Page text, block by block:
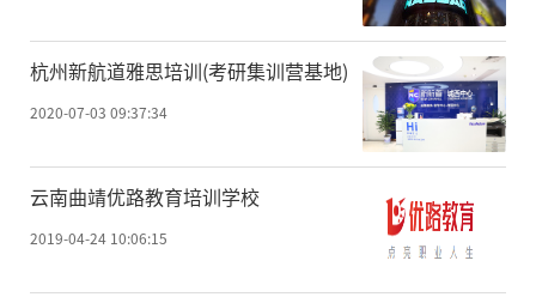
杭州新航道雅思培训(考研集训营基地)
2020-07-03 09:37:34
云南曲靖优路教育培训学校
2019-04-24 10:06:15